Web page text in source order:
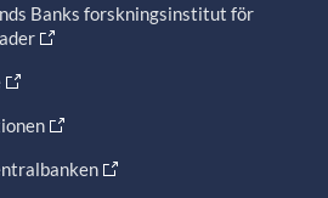
Banks forskningsinstitut för